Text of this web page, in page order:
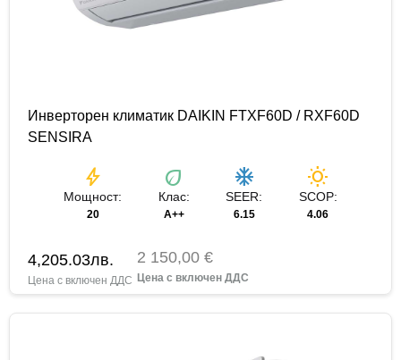
Инверторен климатик DAIKIN FTXF60D / RXF60D
SENSIRA
bolt
Мощност:
20
eco
Клас:
A++
ac_unit
SEER:
6.15
wb_sunny
SCOP:
4.06
4,205.03лв. 2 150,00 €